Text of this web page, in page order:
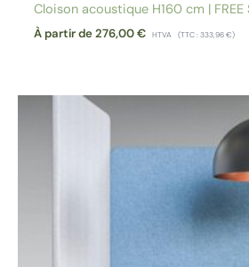
Cloison acoustique H160 cm | FREE
À partir de276,00€ HTVA (TTC :333,96€)